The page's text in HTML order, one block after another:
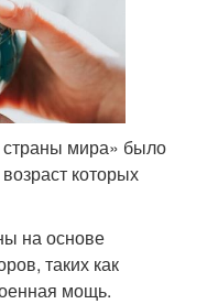
мира» было
которых
на основе
таких как
мощь.